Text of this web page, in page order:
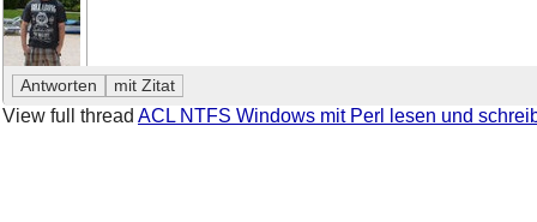
View full thread ACL NTFS Windows mit Perl lesen und